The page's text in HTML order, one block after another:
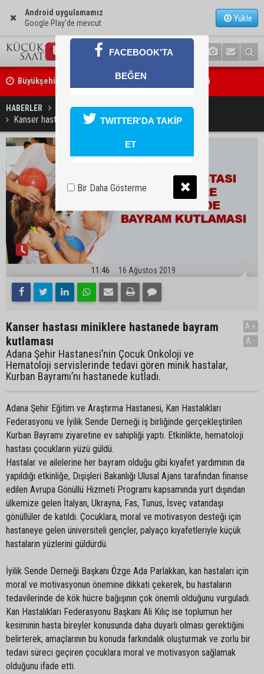
Android uygulamamız
Google Play'de mevcut
Yükle
Büyükşehirden üreticiye 168 adet süt sağım makinesi
Ayhan Barut: "Sıcaklar yaşam hakkını tehdit ediyor"
HABERLER YAŞAM
Kanser hastası miniklere hastanede bayram kutlaması
11:46 16 Ağustos 2019
Kanser hastası miniklere hastanede bayram
kutlaması
Adana Şehir Hastanesi’nin Çocuk Onkoloji ve
Hematoloji servislerinde tedavi gören minik hastalar,
Kurban Bayramı’nı hastanede kutladı.
A+
A-
Adana Şehir Eğitim ve Araştırma Hastanesi, Kan Hastalıkları
Federasyonu ve İyilik Sende Derneği iş birliğinde gerçekleştirilen
Kurban Bayramı ziyaretine ev sahipliği yaptı. Etkinlikte, hematoloji
hastası çocukların yüzü güldü.
Hastalar ve ailelerine her bayram olduğu gibi kıyafet yardımının da
yapıldığı etkinliğe, Dışişleri Bakanlığı Ulusal Ajans tarafından finanse
edilen Avrupa Gönüllü Hizmeti Programı kapsamında yurt dışından
ülkemize gelen İtalyan, Ukrayna, Fas, Tunus, İsveç vatandaşı
gönüllüler de katıldı. Çocuklara, moral ve motivasyon desteği için
hastaneye gelen üniversiteli gençler, palyaço kıyafetleriyle küçük
hastaların yüzlerini güldürdü.
İyilik Sende Derneği Başkanı Özge Ada Parlakkan, kan hastaları için
moral ve motivasyonun önemine dikkati çekerek, bu hastaların
tedavilerinde de kök hücre bağışının çok önemli olduğunu vurguladı.
Kan Hastalıkları Federasyonu Başkanı Ali Kılıç ise toplumun her
kesiminin hasta bireyler konusunda daha duyarlı olması gerektiğini
belirterek, amaçlarının bu konuda farkındalık oluşturmak ve zorlu bir
tedavi süreci geçiren çocuklara moral ve motivasyon sağlamak
olduğunu ifade etti.
FACEBOOK'TA
BEĞEN
TWITTER'DA TAKİP
ET
Bir Daha Gösterme